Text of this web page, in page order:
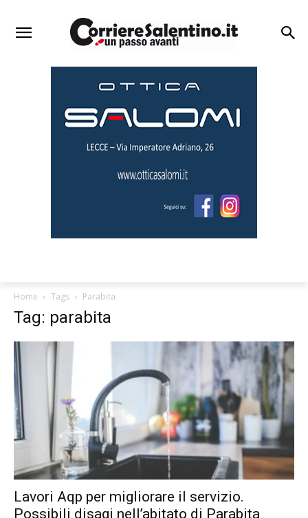
Home Tags Parabita
Tag: parabita
Lavori Aqp per migliorare il servizio.
Possibili disagi nell’abitato di Parabita